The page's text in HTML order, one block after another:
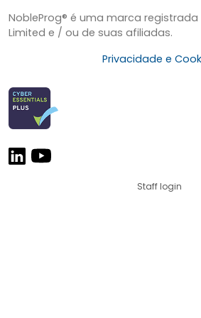
NobleProg® é uma marca registrada
Limited e / ou de suas afiliadas.
Privacidade e
Staff login